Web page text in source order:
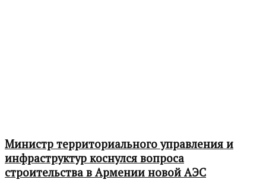
Министр территориального управления и
инфраструктур коснулся вопроса
строительства в Армении новой АЭС